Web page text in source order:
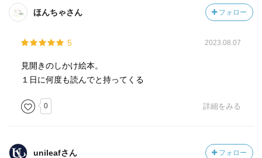
ほんちゃさん フォロー
5 2023.08.07
見開きのしかけ絵本。
１日に何度も読んでと持ってくる
0 詳細をみる
unileafさん フォロー